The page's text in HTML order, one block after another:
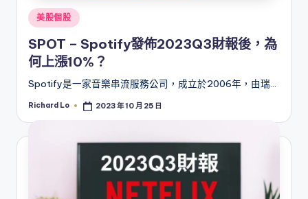
Posted
in
美股個股
SPOT – Spotify發佈2023Q3財報後，為
何上漲10%？
Spotify是一家音樂串流服務公司，成立於2006年，由瑞…
Posted
Richard Lo 2023 年 10 月 25 日